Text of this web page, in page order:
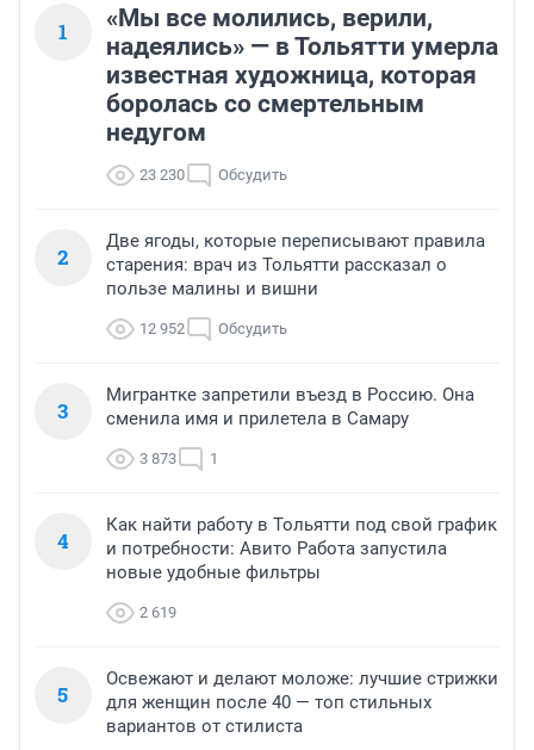
1
«Мы все молились, верили,
надеялись» — в Тольятти умерла
известная художница, которая
боролась со смертельным
недугом
23 230 Обсудить
2
Две ягоды, которые переписывают правила
старения: врач из Тольятти рассказал о
пользе малины и вишни
12 952 Обсудить
3
Мигрантке запретили въезд в Россию. Она
сменила имя и прилетела в Самару
3 873 1
4
Как найти работу в Тольятти под свой график
и потребности: Авито Работа запустила
новые удобные фильтры
2 619
5
Освежают и делают моложе: лучшие стрижки
для женщин после 40 — топ стильных
вариантов от стилиста